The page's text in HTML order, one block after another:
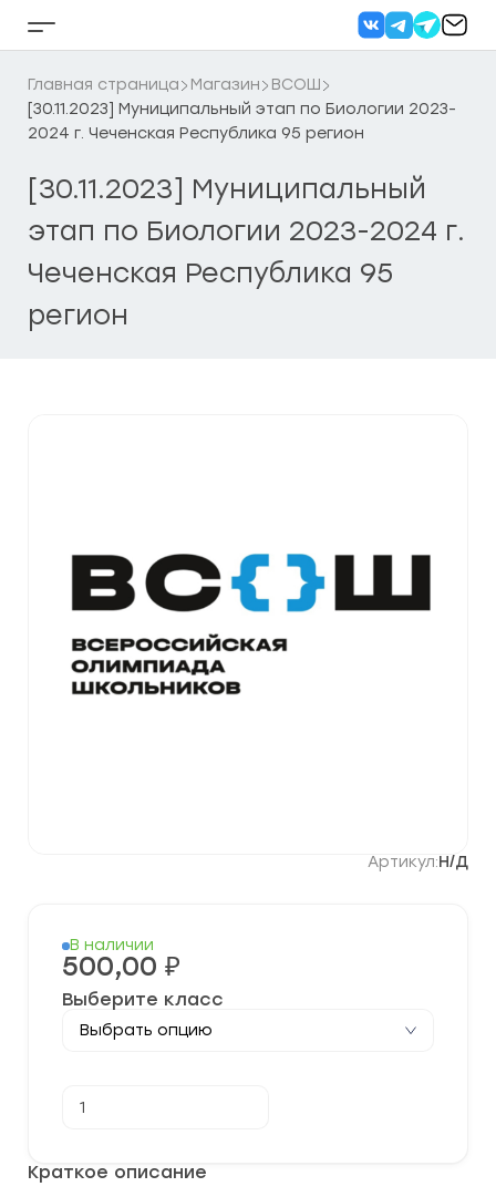
Кнопка
бокового
меню
Главная страница Магазин
ВСОШ
[30.11.2023] Муниципальный этап по Биологии 2023-
2024 г. Чеченская Республика 95 регион
[30.11.2023] Муниципальный
этап по Биологии 2023-2024 г.
Чеченская Республика 95
регион
Артикул:Н/Д
Краткое описание
В наличии
500,00 ₽
Выберите класс
товара
этап
по